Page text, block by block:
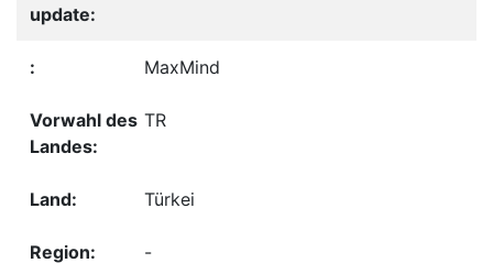
MaxMind
TR
Türkei
-